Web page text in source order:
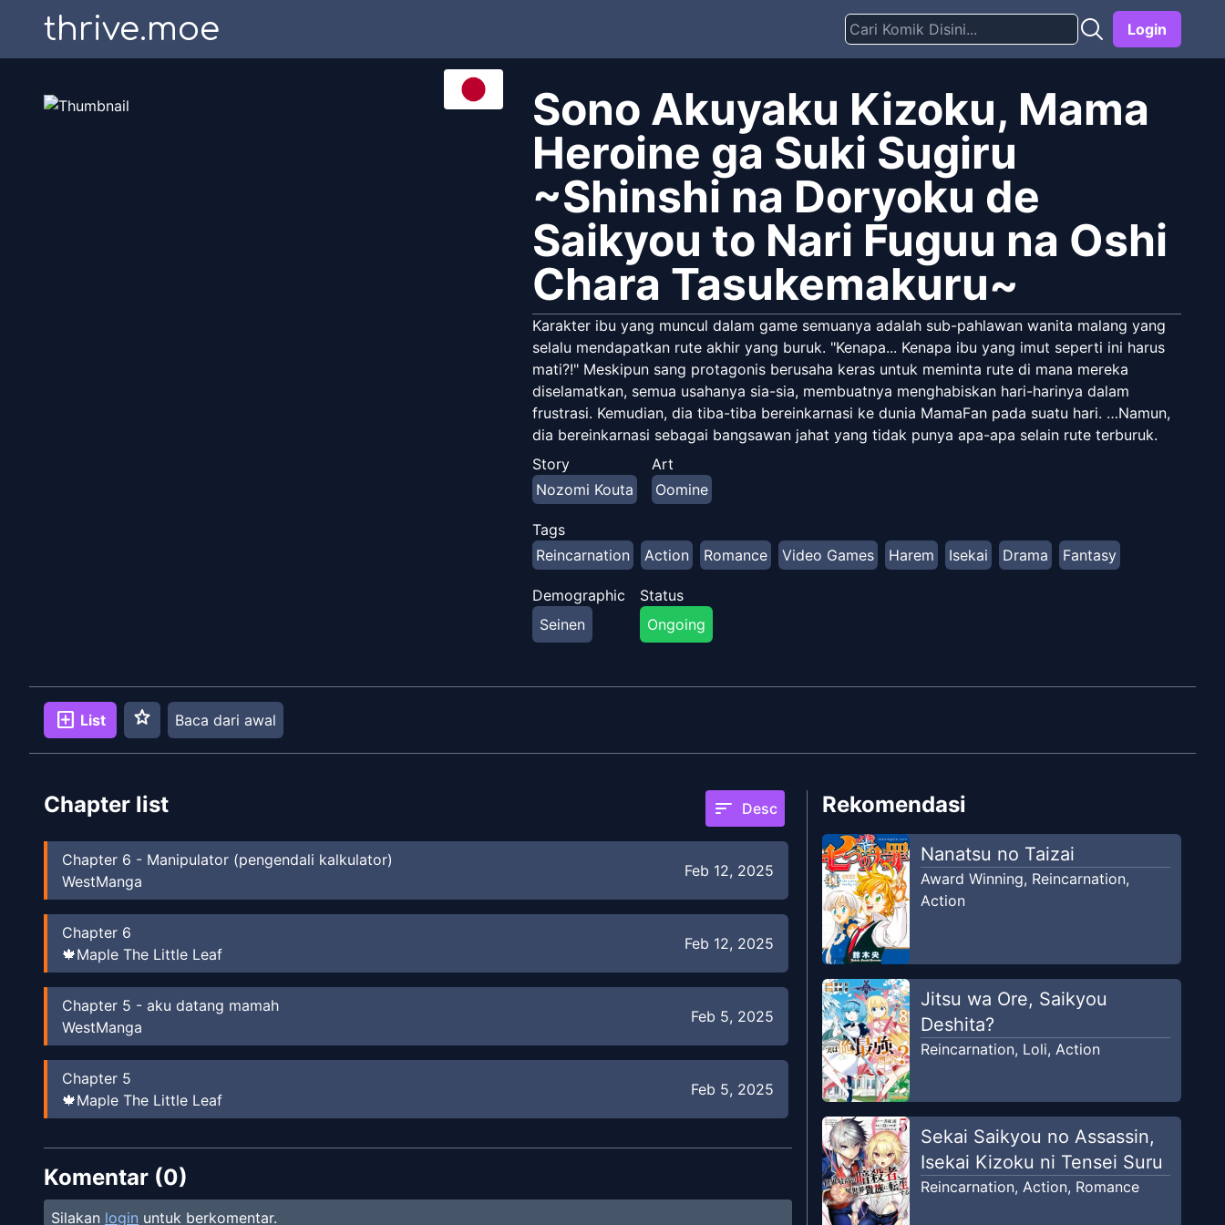
thrive.moe Login
Sono Akuyaku Kizoku, Mama
Heroine ga Suki Sugiru
~Shinshi na Doryoku de
Saikyou to Nari Fuguu na Oshi
Chara Tasukemakuru~
Karakter ibu yang muncul dalam game semuanya adalah sub-pahlawan wanita malang yang
selalu mendapatkan rute akhir yang buruk. "Kenapa... Kenapa ibu yang imut seperti ini harus
mati?!" Meskipun sang protagonis berusaha keras untuk meminta rute di mana mereka
diselamatkan, semua usahanya sia-sia, membuatnya menghabiskan hari-harinya dalam
frustrasi. Kemudian, dia tiba-tiba bereinkarnasi ke dunia MamaFan pada suatu hari. …Namun,
dia bereinkarnasi sebagai bangsawan jahat yang tidak punya apa-apa selain rute terburuk.
Pria ini, yang tergila-gila dengan karakter ibu — hari-harinya yang memuaskan dalam
menyelamatkan karakter ibu kesayangannya dan perjalanannya untuk menciptakan haremnya
yang penuh dengan wanita montok akan segera dimulai! ___ **Alt Official Raw:** [Manga
niconico](https://manga.nicovideo.jp/comic/71300)
Story
Nozomi Kouta
Art
Oomine
Tags
Reincarnation
Action Romance Video Games Harem Isekai Drama Fantasy
Demographic
Seinen
Status
Ongoing
add_box List star Baca dari awal
Chapter list sort Desc
Chapter 6 - Manipulator (pengendali kalkulator)
WestManga
Feb 12, 2025
Chapter 6
🍁Maple The Little Leaf
Feb 12, 2025
Chapter 5 - aku datang mamah
WestManga
Feb 5, 2025
Chapter 5
🍁Maple The Little Leaf
Feb 5, 2025
Chapter4-Menyelamatkan mamah
WestManga
Komentar (0)
Silakan login untuk berkomentar.
Rekomendasi
Nanatsu no Taizai
Award Winning, Reincarnation,
Action
Jitsu wa Ore, Saikyou
Deshita?
Reincarnation, Loli, Action
Sekai Saikyou no Assassin,
Isekai Kizoku ni Tensei Suru
Reincarnation, Action, Romance